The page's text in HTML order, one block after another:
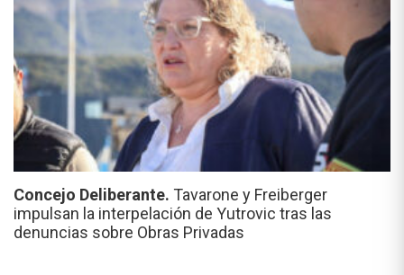
Concejo Deliberante. Tavarone y Freiberger
impulsan la interpelación de Yutrovic tras las
denuncias sobre Obras Privadas